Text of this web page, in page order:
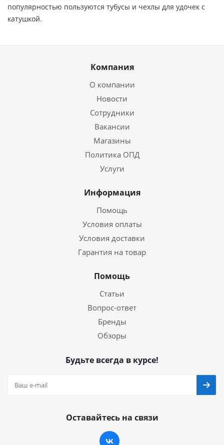
популярностью пользуются тубусы и чехлы для удочек с
катушкой.
Компания
О компании
Новости
Сотрудники
Вакансии
Магазины
Политика ОПД
Услуги
Информация
Помощь
Условия оплаты
Условия доставки
Гарантия на товар
Помощь
Статьи
Вопрос-ответ
Бренды
Обзоры
Будьте всегда в курсе!
Оставайтесь на связи